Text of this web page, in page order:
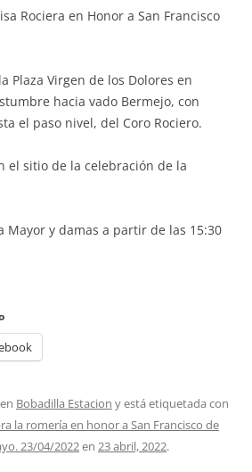
Rociera en Honor a San Francisco
Plaza Virgen de los Dolores en
hacia vado Bermejo, con
el paso nivel, del Coro Rociero.
el sitio de la celebración de la
Mayor y damas a partir de las 15:30
Bobadilla Estacion y está etiquetada con
la romería en honor a San Francisco de
23/04/2022en 23 abril, 2022.